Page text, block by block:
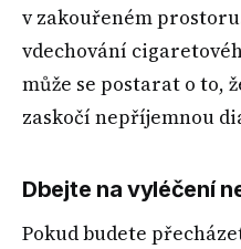
v zakouřeném
vdechování
může se postarat o to,
zaskočí nepříjemnou
Dbejte na vyléčení
Pokud budete